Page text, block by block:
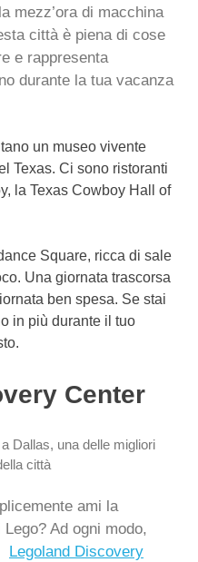
mezz’ora di macchina
città è piena di cose
e rappresenta
durante la tua vacanza
un museo vivente
Texas. Ci sono ristoranti
la Texas Cowboy Hall of
Square, ricca di sale
Una giornata trascorsa
ben spesa. Se stai
in più durante il tuo
Center
ami la
Ad ogni modo,
Legoland Discovery